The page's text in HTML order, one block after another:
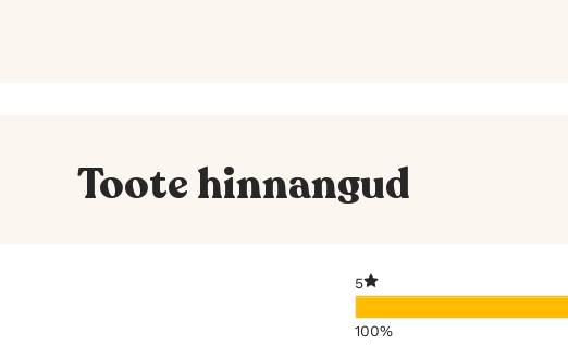
Toote hinnangud
5
100%